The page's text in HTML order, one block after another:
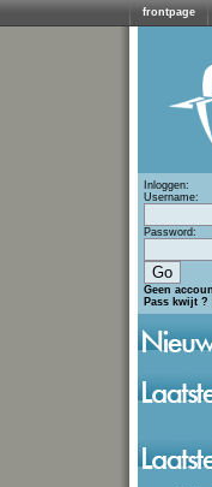
frontpage
Inloggen:
Username:
Password:
Geen
Pass kwijt ?